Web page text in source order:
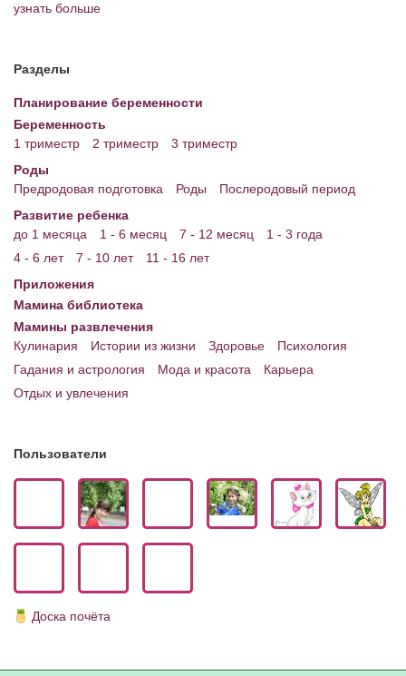
узнать больше
Разделы
Планирование беременности
Беременность
1 триместр
2 триместр
3 триместр
Роды
Предродовая подготовка
Роды
Послеродовый период
Развитие ребенка
до 1 месяца
1 - 6 месяц 7 - 12 месяц
1 - 3 года
4 - 6 лет
7 - 10 лет
11 - 16 лет
Приложения
Мамина библиотека
Мамины развлечения
Кулинария
Истории из жизни Здоровье
Психология
Гадания и астрология
Мода и красота
Карьера
Отдых и увлечения
Пользователи
Доска почёта